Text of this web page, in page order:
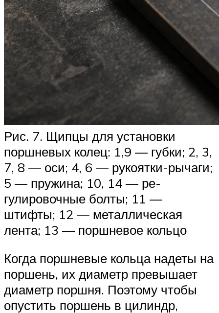
Рис. 7. Щипцы для установки
поршневых колец: 1,9 — губки; 2, 3,
7, 8 — оси; 4, 6 — рукоятки-рычаги;
5 — пружина; 10, 14 — ре­
гулировочные болты; 11 —
штифты; 12 — металлическая
лента; 13 — поршневое кольцо
Когда поршневые кольца надеты на
поршень, их диаметр пре­вышает
диаметр поршня. Поэтому чтобы
опустить поршень в ци­линдр,